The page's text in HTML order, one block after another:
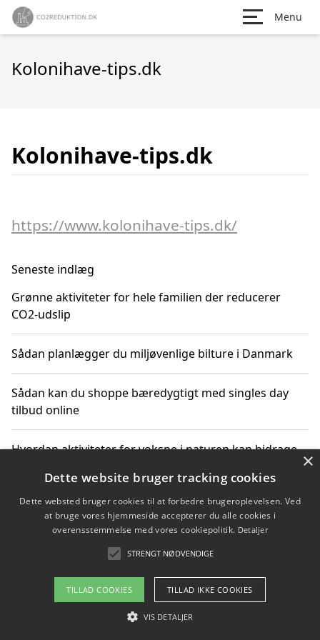
Menu
Kolonihave-tips.dk
Kolonihave-tips.dk
https://www.kolonihave-tips.dk/
Seneste indlæg
Grønne aktiviteter for hele familien der reducerer
CO2-udslip
Sådan planlægger du miljøvenlige bilture i Danmark
Sådan kan du shoppe bæredygtigt med singles day
tilbud online
Hvordan aktiviteter for voksne i naturen kan bidrage
Sådan planlægger du dine vigtige datoer for CO2-
reduktion
Copyright 2026 - Pilanto Aps
Om / kontakt
×
Dette website bruger tracking cookies
Dette websted bruger cookies til at forbedre brugeroplevelsen. Ved
at bruge vores hjemmeside accepterer du alle cookies i
overensstemmelse med vores cookiepolitik. Detaljer
STRENGT NØDVENDIGE
TILLAD COOKIES TILLAD IKKE COOKIES
VIS DETALJER